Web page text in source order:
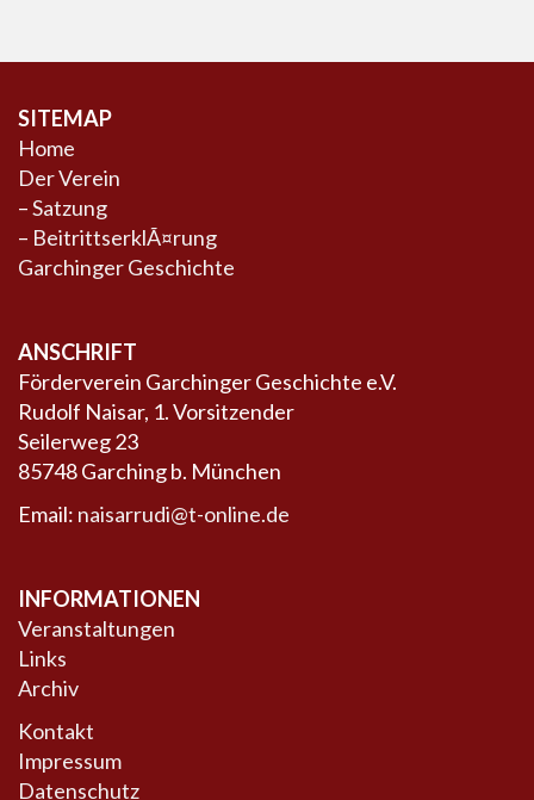
SITEMAP
Home
Der Verein
–Satzung
– BeitrittserklÃ¤rung
Garchinger Geschichte
ANSCHRIFT
Förderverein Garchinger Geschichte e.V.
Rudolf Naisar, 1. Vorsitzender
Seilerweg 23
85748 Garching b. München
Email: naisarrudi@t-online.de
INFORMATIONEN
Veranstaltungen
Links
Archiv
Kontakt
Impressum
Datenschutz